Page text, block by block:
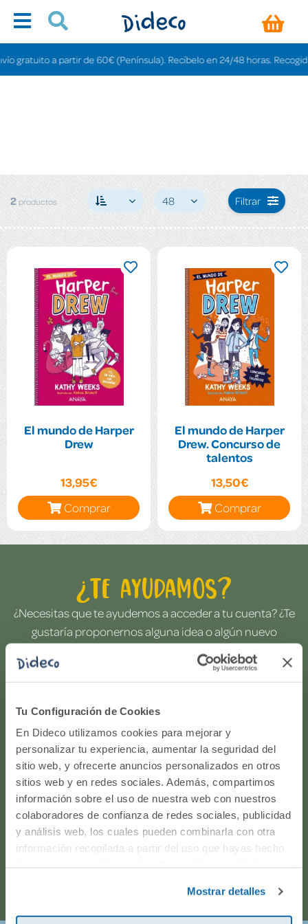
Tu Configuración de Cookies
En Dideco utilizamos cookies para mejorar y
personalizar tu experiencia, aumentar la seguridad del
sitio web, y ofrecerte anuncios personalizados en otros
sitios web y en redes sociales. Además, compartimos
información sobre el uso de nuestra web con nuestros
colaboradores de confianza de redes sociales, publicidad
y análisis web, los cuales pueden combinarla con otra
información recopilada a partir del uso que hayas hecho
Mostrar detalles
gratuito a partir de 60€ (Península). Recíbelo en 24/48 horas. Recogida
2productos 48 Filtrar
El mundo de Harper
Drew
13,95€
Comprar
El mundo de Harper
Drew. Concurso de
talentos
13,50€
Comprar
¿Te ayudamos?
¿Necesitas que te ayudemos a acceder a tu cuenta? ¿Te
gustaría proponernos alguna idea o algún nuevo
producto? ¿Has realizado un pedido y quieres saber si
todo va viento en popa? Ponte en contacto con
nosotros.
916597360
Correo electrónico
Horario de atención telefónica: de Lunes a Viernes, de
9:00h a 17:00h.